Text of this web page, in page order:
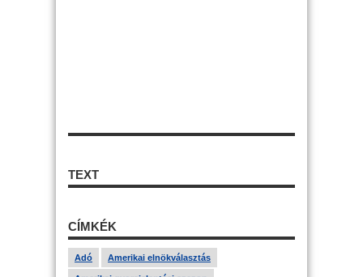
TEXT
CÍMKÉK
Adó Amerikai elnökválasztás